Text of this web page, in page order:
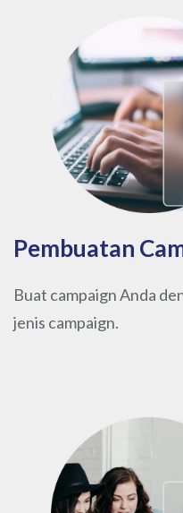
Pembuatan
Buat campaign Anda
jenis campaign.